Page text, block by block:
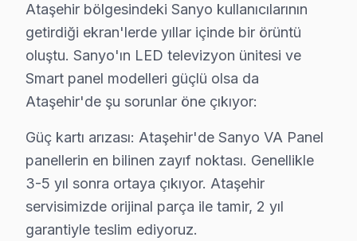
C: Tamir tamamlandıktan sonra. Belgede yapılan
S: Ataşehir'de müdahale sırasında başka sorun
C: Ataşehir müşterisine haber verilerek, ek sorunun
S: Ataşehir'de televizyon'yi servis atölyesine götürmek
S: Ataşehir'de tamir sonrası problem devam etmesi
C: Ataşehir servisimizde garanti süresi içinde aynı
S: Ataşehir'de Sanyo televizyon ünitesi'lerde en sık
C: Ataşehir servisimizde Sanyo HDR uyumluluk
Ataşehir bölgesindeki Sanyo kullanıcılarının
getirdiği ekran'lerde yıllar içinde bir örüntü
oluştu. Sanyo'ın LED televizyon ünitesi ve
Smart panel modelleri güçlü olsa da
Ataşehir'de şu sorunlar öne çıkıyor:
Güç kartı arızası: Ataşehir'de Sanyo VA Panel
panellerin en bilinen zayıf noktası. Genellikle
3-5 yıl sonra ortaya çıkıyor. Ataşehir
servisimizde orijinal parça ile tamir, 2 yıl
garantiyle teslim ediyoruz.